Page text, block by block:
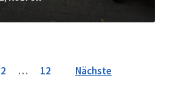
2 … 12 Nächste